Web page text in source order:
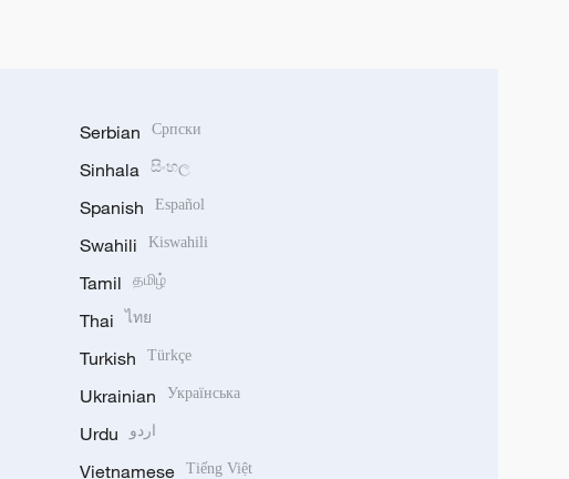
Serbian Српски
Sinhala සිංහල
Spanish Español
Swahili Kiswahili
Tamil தமிழ்
Thai ไทย
Turkish Türkçe
Ukrainian Українська
Urdu اردو
Vietnamese Tiếng Việt